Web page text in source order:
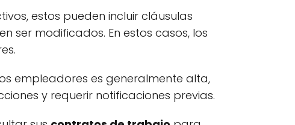
estos pueden incluir cláusulas
ser modificados. En estos casos, los
empleadores es generalmente alta,
y requerir notificaciones previas.